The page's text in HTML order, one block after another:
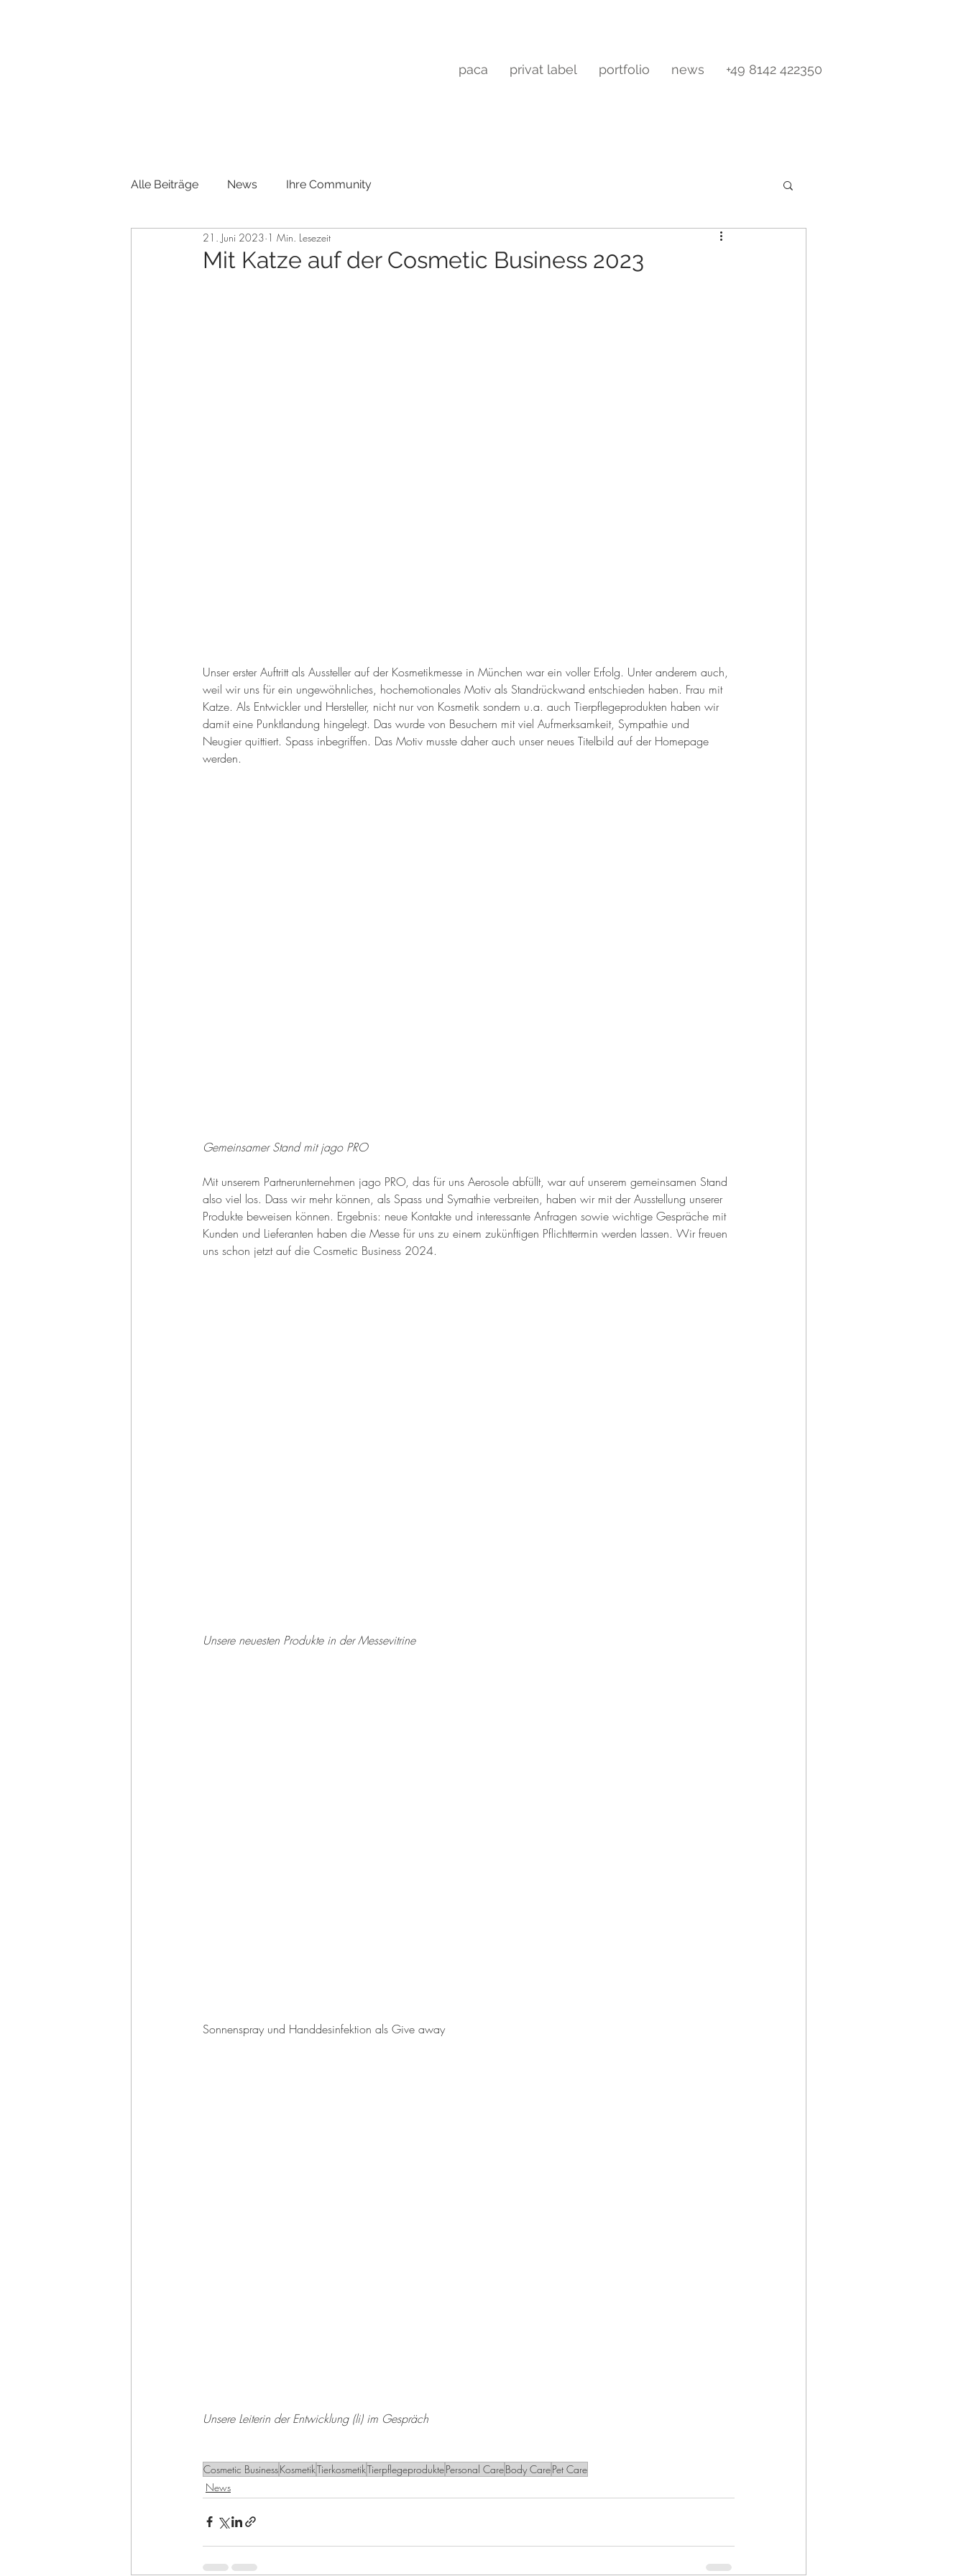
paca privat label portfolio news +49 8142 422350
Alle Beiträge News Ihre Community
Mit Katze auf der Cosmetic Business 2023
21. Juni 2023 1 Min. Lesezeit
Unser erster Auftritt als Aussteller auf der Kosmetikmesse in München war ein voller Erfolg. Unter anderem auch,
weil wir uns für ein ungewöhnliches, hochemotionales Motiv als Standrückwand entschieden haben. Frau mit
Katze. Als Entwickler und Hersteller, nicht nur von Kosmetik sondern u.a. auch Tierpflegeprodukten haben wir
damit eine Punktlandung hingelegt. Das wurde von Besuchern mit viel Aufmerksamkeit, Sympathie und
Neugier quittiert. Spass inbegriffen. Das Motiv musste daher auch unser neues Titelbild auf der Homepage
werden.
Gemeinsamer Stand mit jago PRO
Mit unserem Partnerunternehmen jago PRO, das für uns Aerosole abfüllt, war auf unserem gemeinsamen Stand
also viel los. Dass wir mehr können, als Spass und Symathie verbreiten, haben wir mit der Ausstellung unserer
Produkte beweisen können. Ergebnis: neue Kontakte und interessante Anfragen sowie wichtige Gespräche mit
Kunden und Lieferanten haben die Messe für uns zu einem zukünftigen Pflichttermin werden lassen. Wir freuen
uns schon jetzt auf die Cosmetic Business 2024.
Unsere neuesten Produkte in der Messevitrine
Sonnenspray und Handdesinfektion als Give away
Unsere Leiterin der Entwicklung (li) im Gespräch
Cosmetic BusinessKosmetikTierkosmetikTierpflegeproduktePersonal CareBody CarePet Care
News